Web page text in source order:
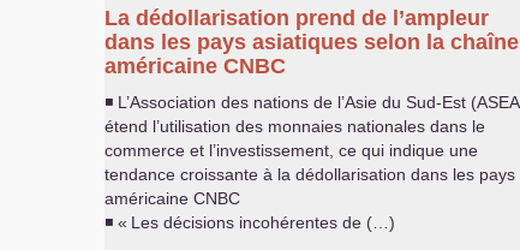
La dédollarisation prend de l’ampleur
dans les pays asiatiques selon la chaîne
américaine CNBC
◾ L’Association des nations de l’Asie du Sud-Est (
étend l’utilisation des monnaies nationales dans le
commerce et l’investissement, ce qui indique une
tendance croissante à la dédollarisation dans les
américaine CNBC
◾ « Les décisions incohérentes de (…)